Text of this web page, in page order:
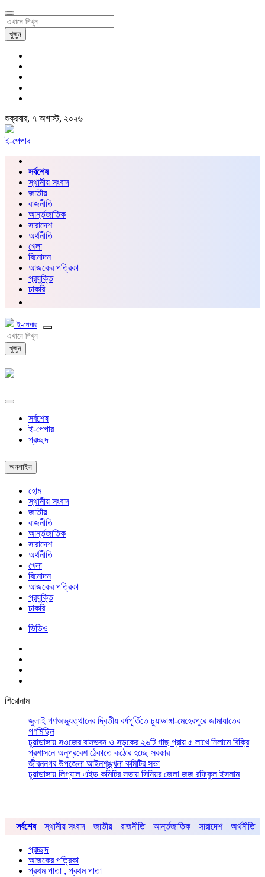
খুজুন
শুক্রবার, ৭ অগাস্ট, ২০২৬
ই-পেপার
সর্বশেষ
স্থানীয় সংবাদ
জাতীয়
রাজনীতি
আর্ন্তজাতিক
সারাদেশ
অর্থনীতি
খেলা
বিনোদন
আজকের পত্রিকা
প্রযুক্তি
চাকরি
ই-পেপার
খুজুন
সর্বশেষ
ই-পেপার
প্রচ্ছদ
অনলাইন
হোম
স্থানীয় সংবাদ
জাতীয়
রাজনীতি
আর্ন্তজাতিক
সারাদেশ
অর্থনীতি
খেলা
বিনোদন
আজকের পত্রিকা
প্রযুক্তি
চাকরি
ভিডিও
শিরোনাম
জুলাই গণঅভ্যুত্থানের দ্বিতীয় বর্ষপূর্তিতে চুয়াডাঙ্গা-মেহেরপুরে জামায়াতের
গণমিছিল
চুয়াডাঙ্গায় সওজের বাসভবন ও সড়কের ২৬টি গাছ প্রায় ৫ লাখে নিলামে বিক্রি
প্রশাসনে অনুপ্রবেশ ঠেকাতে কঠোর হচ্ছে সরকার
জীবননগর উপজেলা আইনশৃঙ্খলা কমিটির সভা
চুয়াডাঙ্গায় লিগ্যাল এইড কমিটির সভায় সিনিয়র জেলা জজ রফিকুল ইসলাম
সর্বশেষ স্থানীয় সংবাদ জাতীয় রাজনীতি আর্ন্তজাতিক সারাদেশ অর্থনীতি
প্রচ্ছদ
আজকের পত্রিকা
প্রথম পাতা , প্রথম পাতা